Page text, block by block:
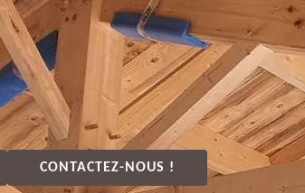
CONTACTEZ-NOUS !